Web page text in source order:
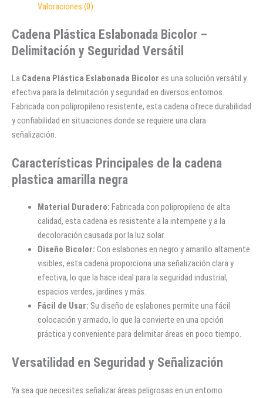
Valoraciones (0)
Cadena Plástica Eslabonada Bicolor –
Delimitación y Seguridad Versátil
La Cadena Plástica Eslabonada Bicolor es una solución versátil y
efectiva para la delimitación y seguridad en diversos entornos.
Fabricada con polipropileno resistente, esta cadena ofrece durabilidad
y confiabilidad en situaciones donde se requiere una clara
señalización.
Características Principales de la cadena
plastica amarilla negra
Material Duradero: Fabricada con polipropileno de alta
calidad, esta cadena es resistente a la intemperie y a la
decoloración causada por la luz solar.
Diseño Bicolor: Con eslabones en negro y amarillo altamente
visibles, esta cadena proporciona una señalización clara y
efectiva, lo que la hace ideal para la seguridad industrial,
espacios verdes, jardines y más.
Fácil de Usar: Su diseño de eslabones permite una fácil
colocación y armado, lo que la convierte en una opción
práctica y conveniente para delimitar áreas en poco tiempo.
Versatilidad en Seguridad y Señalización
Ya sea que necesites señalizar áreas peligrosas en un entorno